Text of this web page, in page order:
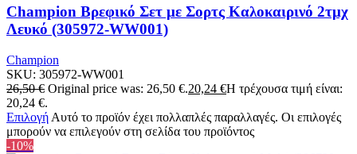
Champion Βρεφικό Σετ με Σορτς Καλοκαιρινό 2τμχ
Λευκό (305972-WW001)
Champion
SKU: 305972-WW001
26,50€ Original price was: 26,50 €.20,24 €Η τρέχουσα τιμή είναι:
20,24 €.
Επιλογή Αυτό το προϊόν έχει πολλαπλές παραλλαγές. Οι επιλογές
μπορούν να επιλεγούν στη σελίδα του προϊόντος
-10%